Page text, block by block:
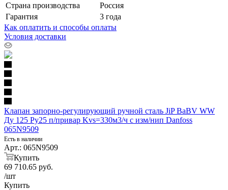
Страна производства
Россия
Гарантия
3 года
Как оплатить и способы оплаты
Условия доставки
Клапан запорно-регулирующий ручной сталь JiP BaBV WW
Ду 125 Ру25 п/привар Kvs=330м3/ч с изм/нип Danfoss
065N9509
Есть в наличии
Арт.: 065N9509
Купить
69 710.65 руб.
/шт
Купить